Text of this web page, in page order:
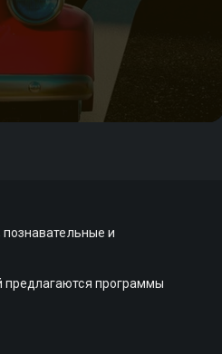
и
предлагаются программы